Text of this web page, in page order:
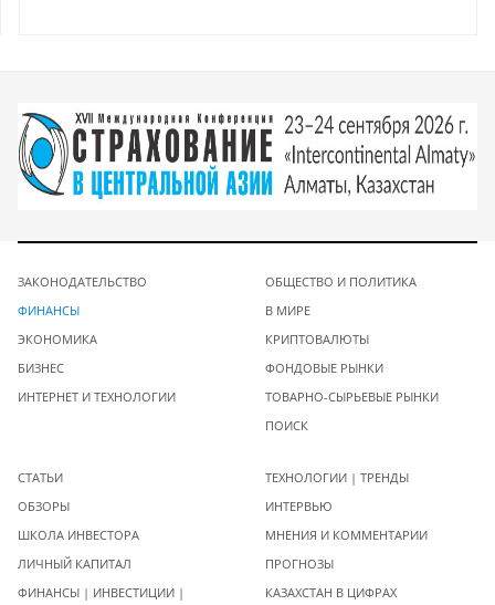
ЗАКОНОДАТЕЛЬСТВО
ФИНАНСЫ
ЭКОНОМИКА
БИЗНЕС
ИНТЕРНЕТ И ТЕХНОЛОГИИ
ОБЩЕСТВО И ПОЛИТИКА
В МИРЕ
КРИПТОВАЛЮТЫ
ФОНДОВЫЕ РЫНКИ
ТОВАРНО-СЫРЬЕВЫЕ РЫНКИ
ПОИСК
СТАТЬИ
ОБЗОРЫ
ШКОЛА ИНВЕСТОРА
ЛИЧНЫЙ КАПИТАЛ
ФИНАНСЫ | ИНВЕСТИЦИИ |
ТЕХНОЛОГИИ | ТРЕНДЫ
ИНТЕРВЬЮ
МНЕНИЯ И КОММЕНТАРИИ
ПРОГНОЗЫ
КАЗАХСТАН В ЦИФРАХ